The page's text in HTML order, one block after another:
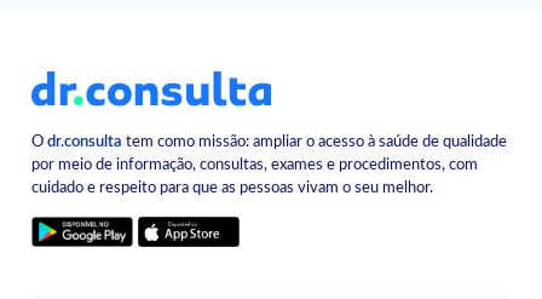
Odr.consulta tem como missão: ampliar o acesso à saúde de qualidade
por meio de informação, consultas, exames e procedimentos, com
cuidado e respeito para que as pessoas vivam o seu melhor.